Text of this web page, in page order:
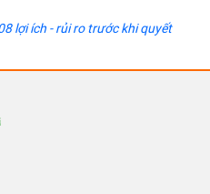
lợi ích - rủi ro trước khi quyết